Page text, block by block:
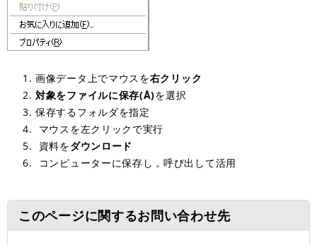
画像データ上でマウスを右クリック
対象をファイルに保存(Å)を選択
保存するフォルダを指定
マウスを左クリックで実行
資料をダウンロード
コンピューターに保存し，呼び出して活用
このページに関するお問い合わせ先